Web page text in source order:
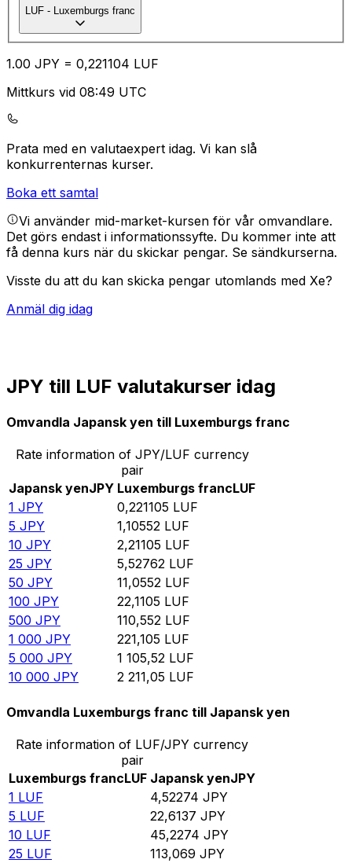
LUF - Luxemburgs franc
1.00 JPY = 0,221104 LUF
Mittkurs vid 08:49 UTC
Prata med en valutaexpert idag. Vi kan slå
konkurrenternas kurser.
Boka ett samtal
Vi använder mid-market-kursen för vår omvandlare.
Det görs endast i informationssyfte. Du kommer inte att
få denna kurs när du skickar pengar. Se sändkurserna.
Visste du att du kan skicka pengar utomlands med Xe?
Anmäl dig idag
JPY till LUF valutakurser idag
Omvandla Japansk yen till Luxemburgs franc
Rate information of JPY/LUF currency
pair
Japansk yenJPY Luxemburgs francLUF
1 JPY 0,221105 LUF
5 JPY 1,10552 LUF
10 JPY 2,21105 LUF
25 JPY 5,52762 LUF
50 JPY 11,0552 LUF
100 JPY 22,1105 LUF
500 JPY 110,552 LUF
1 000 JPY 221,105 LUF
5 000 JPY 1 105,52 LUF
10 000 JPY 2 211,05 LUF
Omvandla Luxemburgs franc till Japansk yen
Rate information of LUF/JPY currency
pair
Luxemburgs francLUF Japansk yenJPY
1 LUF 4,52274 JPY
5 LUF 22,6137 JPY
10 LUF 45,2274 JPY
25 LUF 113,069 JPY